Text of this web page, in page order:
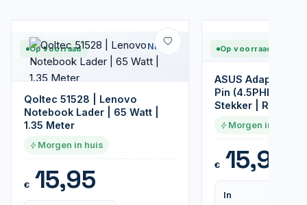
Op voorraad Nieuw
Qoltec 51528 | Lenovo
Notebook Lader | 65 Watt |
1.35 Meter
Morgen in huis
€15,95
Op voorraad
ASUS Adapter
Pin (4.5PHI) |
Stekker | Renewed
Morgen in huis
€15,95
In